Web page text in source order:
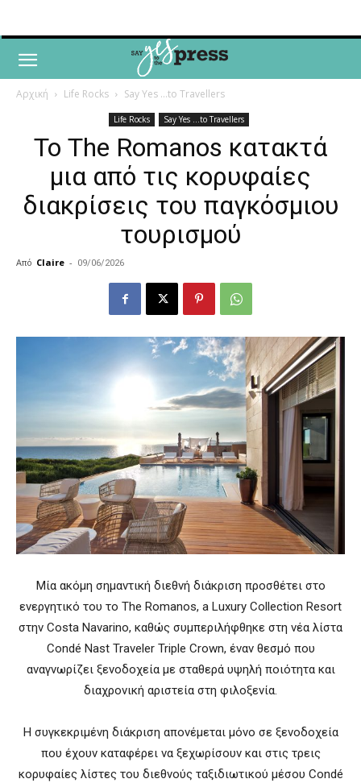
Αρχική Life Rocks Say Yes ...to Travellers
Life Rocks Say Yes ...to Travellers
Το The Romanos κατακτά
μια από τις κορυφαίες
διακρίσεις του παγκόσμιου
τουρισμού
Από Claire - 09/06/2026
Μία ακόμη σημαντική διεθνή διάκριση προσθέτει στο
ενεργητικό του το The Romanos, a Luxury Collection Resort
στην Costa Navarino, καθώς συμπεριλήφθηκε στη νέα λίστα
Condé Nast Traveler Triple Crown, έναν θεσμό που
αναγνωρίζει ξενοδοχεία με σταθερά υψηλή ποιότητα και
διαχρονική αριστεία στη φιλοξενία.
Η συγκεκριμένη διάκριση απονέμεται μόνο σε ξενοδοχεία
που έχουν καταφέρει να ξεχωρίσουν και στις τρεις
κορυφαίες λίστες του διεθνούς ταξιδιωτικού μέσου Condé